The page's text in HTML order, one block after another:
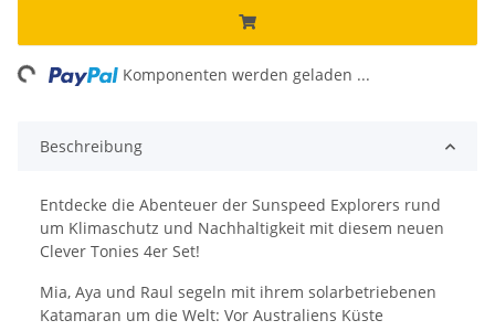
Komponenten werden geladen ...
Beschreibung
Entdecke die Abenteuer der Sunspeed Explorers rund
um Klimaschutz und Nachhaltigkeit mit diesem neuen
Clever Tonies 4er Set!
Mia, Aya und Raul segeln mit ihrem solarbetriebenen
Katamaran um die Welt: Vor Australiens Küste